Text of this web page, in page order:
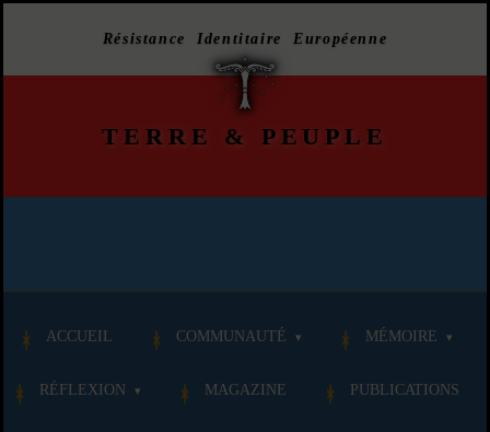
Résistance Identitaire Européenne
TERRE & PEUPLE
ACCUEIL COMMUNAUTÉ MÉMOIRE
RÉFLEXION MAGAZINE PUBLICATIONS